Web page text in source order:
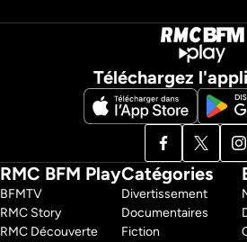
la Station Spatiale Internationale ou ISS en
Pesquet et l´aide de spécialistes,
directeurs et des reconstitutions en images
découvrir les coulisses d´une mission et
de la station spatiale internationale.
Téléchargez
RMC BFM Play
BFMTV
RMC Story
RMC Découverte
Catégories
Divertissement
Documentaires
Fiction